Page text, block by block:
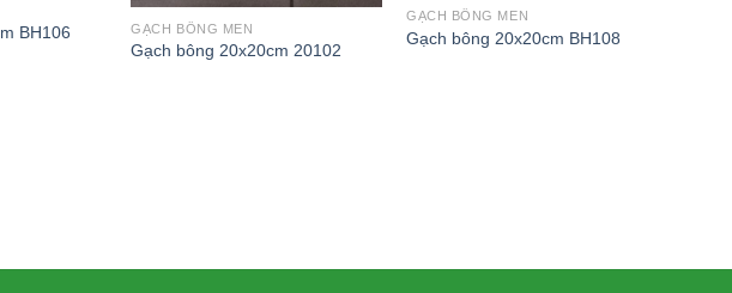
BH106 GẠCH BÔNG MEN
Gạch bông 20x20cm 20102
GẠCH BÔNG MEN
Gạch bông 20x20cm BH108